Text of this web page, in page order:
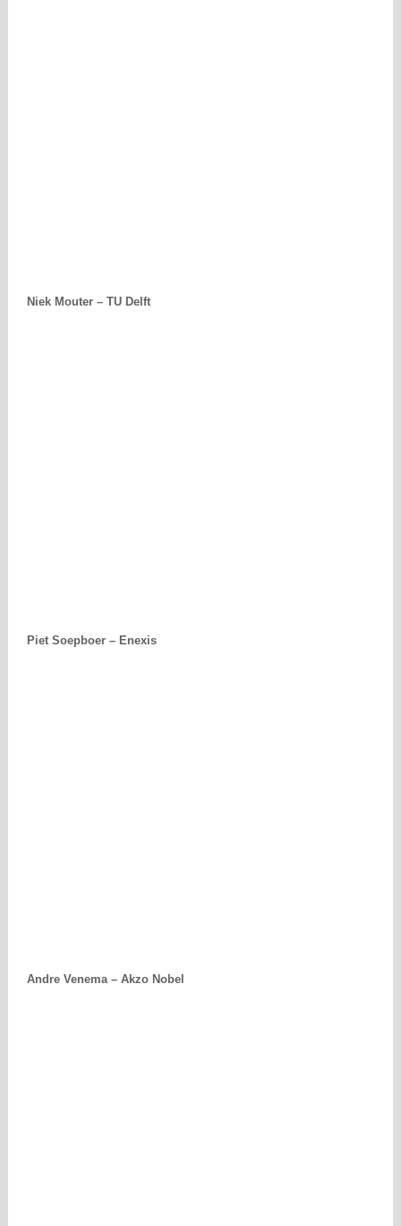
Niek Mouter – TU Delft
Piet Soepboer – Enexis
Andre Venema – Akzo Nobel